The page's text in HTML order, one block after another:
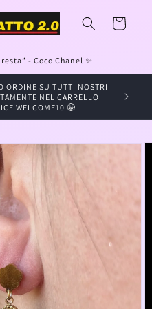
Carrello
- Coco Chanel ✨
ORDINE SU TUTTI NOSTRI
NEL CARRELLO
WELCOME10 🤩